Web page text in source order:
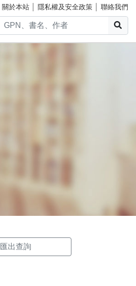
關於本站 隱私權及安全政策 聯絡我們
匯出查詢